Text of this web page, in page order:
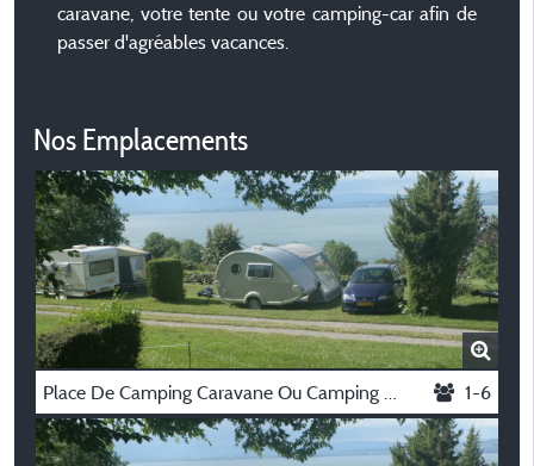
caravane, votre tente ou votre camping-car afin de
passer d'agréables vacances.
Nos Emplacements
Place De Camping Caravane Ou Camping Car 1-6